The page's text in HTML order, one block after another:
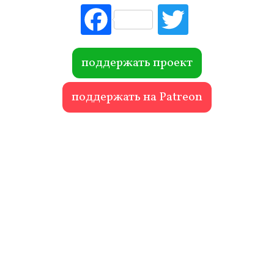
Fac
ebo
ok r
поддержать проект
поддержать на Patreon